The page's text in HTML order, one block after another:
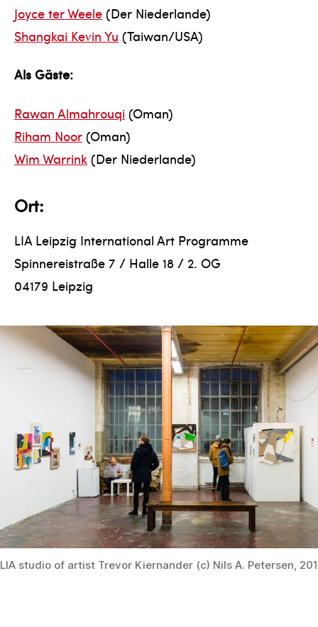
Joyce ter Weele (Der Niederlande)
Shangkai Kevin Yu (Taiwan/USA)
Als Gäste:
Rawan Almahrouqi (Oman)
Riham Noor (Oman)
Wim Warrink (Der Niederlande)
Ort:
LIA Leipzig International Art Programme
Spinnereistraße 7 / Halle 18 / 2. OG
04179 Leipzig
LIA studio of artist Trevor Kiernander (c) Nils A. Petersen,